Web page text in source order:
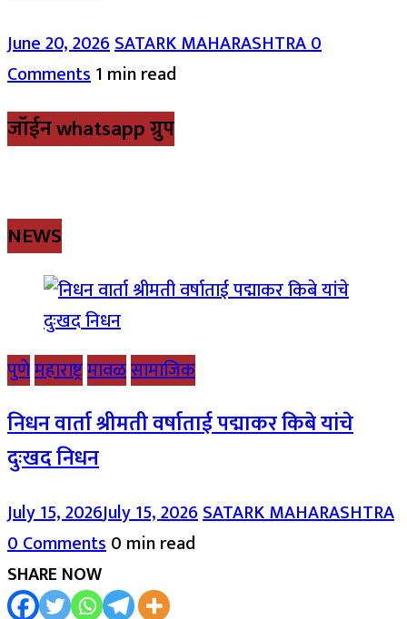
June 20, 2026SATARK MAHARASHTRA0
Comments1 min read
जॉईन whatsapp ग्रुप
NEWS
पुणेमहाराष्ट्रमावळसामाजिक
निधन वार्ता श्रीमती वर्षाताई पद्माकर किबे यांचे
दुःखद निधन
July 15, 2026July 15, 2026SATARK MAHARASHTRA
0 Comments0 min read
SHARE NOW